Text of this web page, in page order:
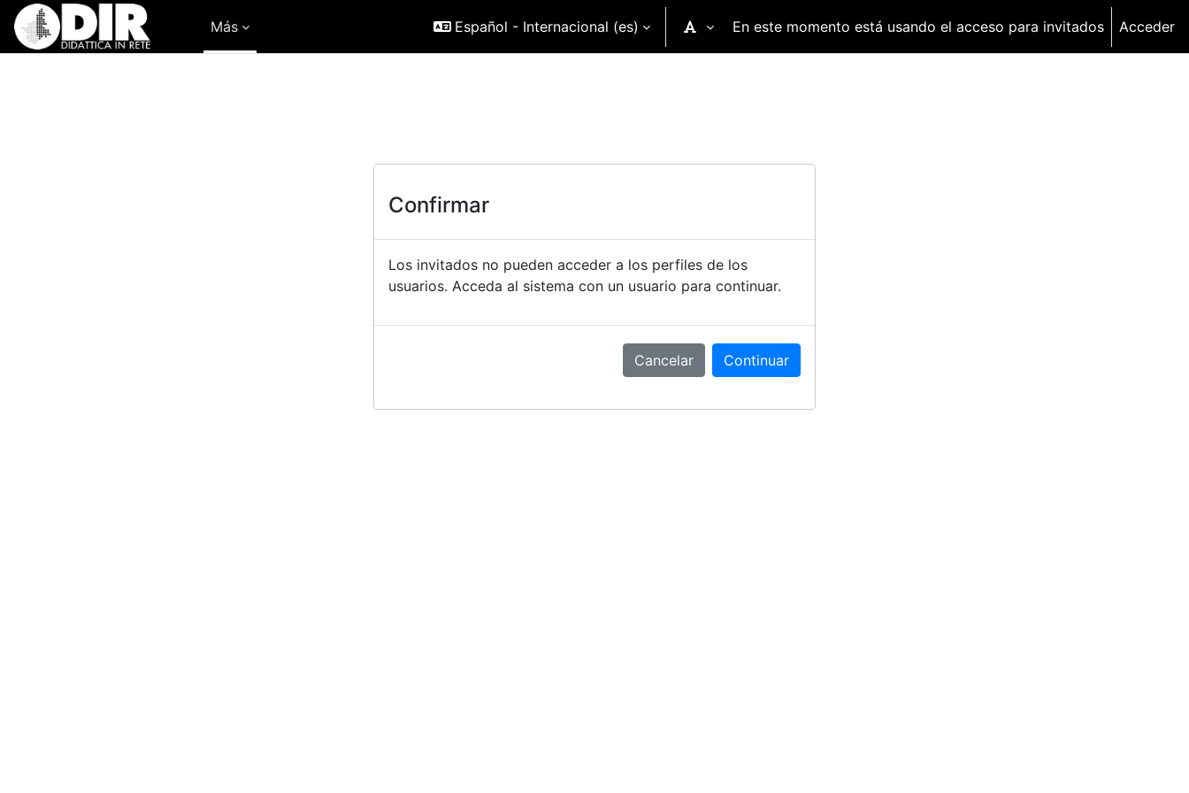
Salta al contenido principal
Más
Español - Internacional ‎(es)‎ En este momento está usando el acceso para invitados Acceder
Confirmar
Los invitados no pueden acceder a los perfiles de los
usuarios. Acceda al sistema con un usuario para continuar.
Cancelar Continuar